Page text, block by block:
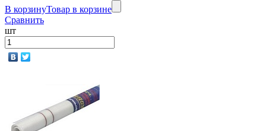
В корзинуТовар в корзине
Сравнить
шт